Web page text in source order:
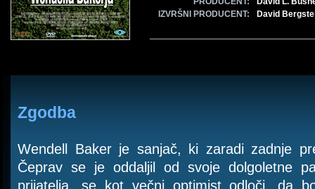
IZVRŠNI PRODUCENT:
David
Zgodba
Wendell Baker je sanjač, ki zaradi zadnje
Čeprav se je oddaljil od svoje dolgoletne
prijatelja, se kot večni optimist odloči, da